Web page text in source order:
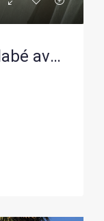
Maison de 89 m² à Villabé avec jardin, combles aménagés et panneaux solaires